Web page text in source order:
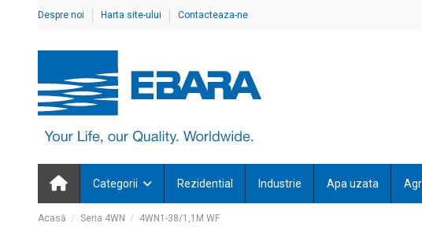
Despre noi Harta site-ului Contacteaza-ne
Categorii Rezidential Industrie Apa uzata
Acasă Seria 4WN 4WN1-38/1,1M WF